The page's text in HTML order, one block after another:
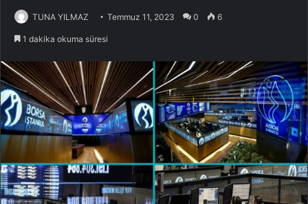
TUNA YILMAZ Temmuz 11, 2023 0 6
1 dakika okuma süresi